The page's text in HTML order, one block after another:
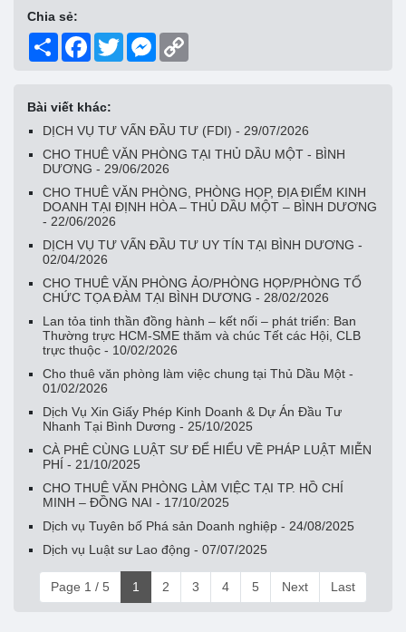
Chia sẻ:
Share Facebook
Twitter Messenger
Bài viết khác:
DỊCH VỤ TƯ VẤN ĐẦU TƯ (FDI) - 29/07/2026
CHO THUÊ VĂN PHÒNG TẠI THỦ DẦU MỘT - BÌNH
DƯƠNG - 29/06/2026
CHO THUÊ VĂN PHÒNG, PHÒNG HỌP, ĐỊA ĐIỂM KINH
DOANH TẠI ĐỊNH HÒA – THỦ DẦU MỘT – BÌNH DƯƠNG
- 22/06/2026
DỊCH VỤ TƯ VẤN ĐẦU TƯ UY TÍN TẠI BÌNH DƯƠNG -
02/04/2026
CHO THUÊ VĂN PHÒNG ẢO/PHÒNG HỌP/PHÒNG TỔ
CHỨC TỌA ĐÀM TẠI BÌNH DƯƠNG - 28/02/2026
Lan tỏa tinh thần đồng hành – kết nối – phát triển: Ban
Thường trực HCM-SME thăm và chúc Tết các Hội, CLB
trực thuộc - 10/02/2026
Cho thuê văn phòng làm việc chung tại Thủ Dầu Một -
01/02/2026
Dịch Vụ Xin Giấy Phép Kinh Doanh & Dự Án Đầu Tư
Nhanh Tại Bình Dương - 25/10/2025
CÀ PHÊ CÙNG LUẬT SƯ ĐỂ HIỂU VỀ PHÁP LUẬT MIỄN
PHÍ - 21/10/2025
CHO THUÊ VĂN PHÒNG LÀM VIỆC TẠI TP. HỒ CHÍ
MINH – ĐỒNG NAI - 17/10/2025
Dịch vụ Tuyên bố Phá sản Doanh nghiệp - 24/08/2025
Dịch vụ Luật sư Lao động - 07/07/2025
Page 1 / 5 1 2 3 4 5 Next Last